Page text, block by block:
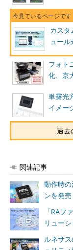
カスタ
ュー
フォト
化、京
単露光
イメー
過去
関連記事
動作時
ンを発売
「RAフ
リュー
ルネサ